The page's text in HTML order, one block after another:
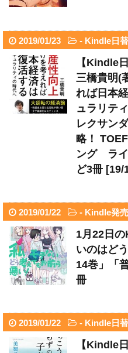
2019/01/23 - Kindle日
【Kindle
三橋貴明(
れば日本
ュラリテ
レクサン
略！
ング ライ
ど3冊 [19/
2019/01/22 - Kindle発
1月22日
いのはど
14巻」「
冊
2019/01/22 - Kindle日
【Kindle